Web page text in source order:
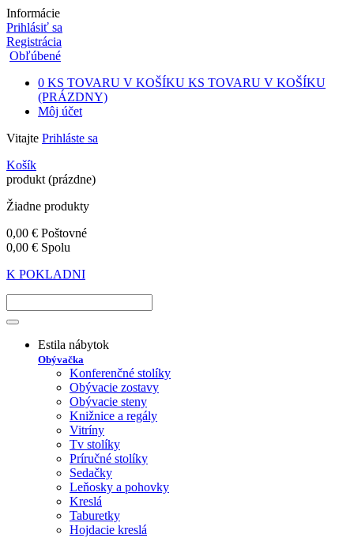
Informácie
Prihlásiť sa
Registrácia
Obľúbené
0 KS TOVARU V KOŠÍKU KS TOVARU V KOŠÍKU
(PRÁZDNY)
Môj účet
Vitajte Prihláste sa
Košík
produkt (prázdne)
Žiadne produkty
0,00 € Poštovné
0,00 € Spolu
K POKLADNI
Estila nábytok
Obývačka
Konferenčné stolíky
Obývacie zostavy
Obývacie steny
Knižnice a regály
Vitríny
Tv stolíky
Príručné stolíky
Sedačky
Leňosky a pohovky
Kreslá
Taburetky
Hojdacie kreslá